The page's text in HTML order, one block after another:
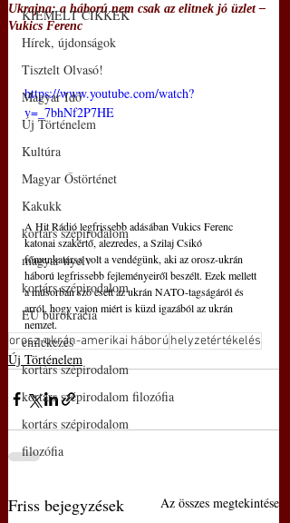
KIEMELT CIKKEK
Hírek, újdonságok
Tisztelt Olvasó!
Magyar Idő
Új Történelem
Kultúra
Magyar Őstörténet
Kakukk
kortárs szépirodalom
magyar nyelv
kortárs szépirodalom
EU bürokrácia
emlékezés
kortárs szépirodalom
kortárs szépirodalom filozófia
kortárs szépirodalom
filozófia
Ukrajna: a háború nem csak az elitnek jó üzlet –
Vukics Ferenc
https://www.youtube.com/watch?
v=_7bhNf2P7HE
A Hit Rádió legfrissebb adásában Vukics Ferenc
katonai szakértő, alezredes, a Szilaj Csikó
főmunkatársa volt a vendégünk, aki az orosz-ukrán
háború legfrissebb fejleményeiről beszélt. Ezek mellett
a műsorban szó esett az ukrán NATO-tagságáról és
arról, hogy vajon miért is küzd igazából az ukrán
nemzet.
orosz-ukrán-amerikai háborúhelyzetértékelés
Új Történelem
Friss bejegyzések Az összes megtekintése